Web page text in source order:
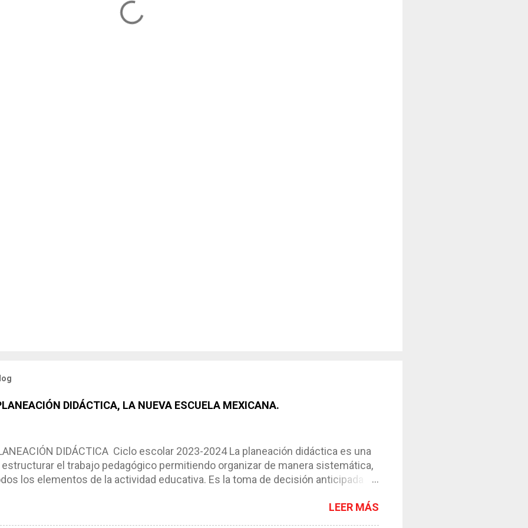
DIDÁCTICA, LA NUEVA ESCUELA MEXICANA.
DIDÁCTICA Ciclo escolar 2023-2024 La planeación didáctica es una
estructurar el trabajo pedagógico permitiendo organizar de manera sistemática,
los elementos de la actividad educativa. Es la toma de decisión anticipada
didáctica tiene las siguientes características: * Es el instrumento necesario
LEER MÁS